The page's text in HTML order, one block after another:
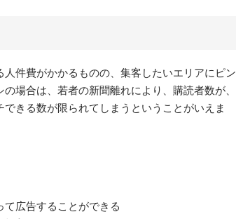
件費がかかるものの、集客したいエリアにピン
場合は、若者の新聞離れにより、購読者数が、
きる数が限られてしまうということがいえま
て広告することができる